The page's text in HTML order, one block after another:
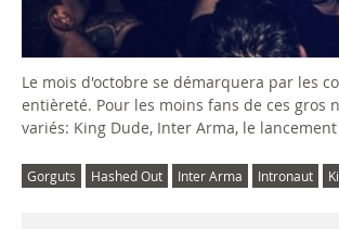
Le mois d'octobre se démarquera par les
entièreté. Pour les moins fans de ces gros
variés: King Dude, Inter Arma, le
Gorguts Hashed Out Inter Arma Intronaut